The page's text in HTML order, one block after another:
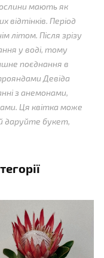
мають як
відтінків. Період
літом. Після зрізу
у воді, тому
поєднання в
Девіда
з анемонами,
Ця квітка може
даруйте букет,